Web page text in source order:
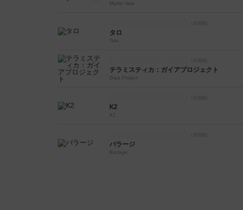
Mystic Vale
タロ
Talo
テラミスティカ：ガイアプロジェクト
Gaia Project
K2
K2
バラージ
Barrage